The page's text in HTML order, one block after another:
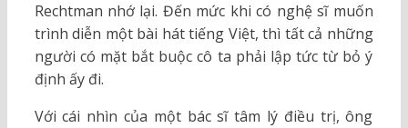
Rechtman nhớ lại. Đến mức khi có nghệ sĩ muốn
trình diễn một bài hát tiếng Việt, thì tất cả những
người có mặt bắt buộc cô ta phải lập tức từ bỏ ý
định ấy đi.
Với cái nhìn của một bác sĩ tâm lý điều trị, ông